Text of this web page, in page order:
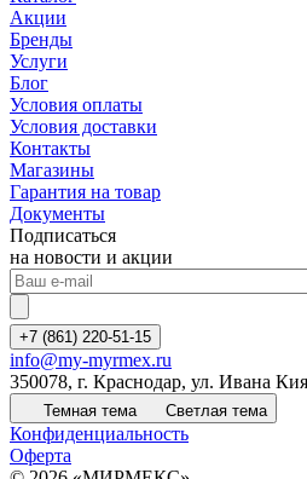
Акции
Бренды
Услуги
Блог
Условия оплаты
Условия доставки
Контакты
Магазины
Гарантия на товар
Документы
Подписаться
на новости и акции
+7 (861) 220-51-15
info@my-myrmex.ru
350078, г. Краснодар, ул. Ивана
Темная тема Светлая тема
Конфиденциальность
Оферта